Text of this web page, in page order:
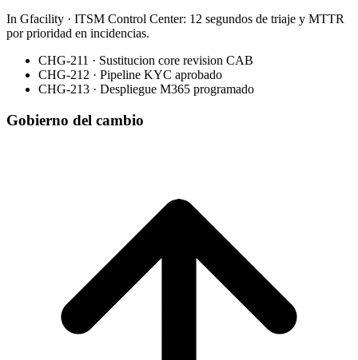
In Gfacility · ITSM Control Center: 12 segundos de triaje y MTTR
por prioridad en incidencias.
CHG-211 · Sustitucion core revision CAB
CHG-212 · Pipeline KYC aprobado
CHG-213 · Despliegue M365 programado
Gobierno del cambio